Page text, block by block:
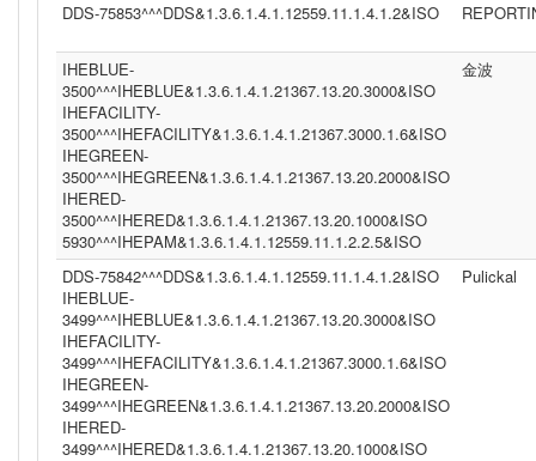
DDS-75853^^^DDS&1.3.6.1.4.1.12559.11.1.4.1.2&ISO
IHEBLUE-
3500^^^IHEBLUE&1.3.6.1.4.1.21367.13.20.3000&ISO
IHEFACILITY-
3500^^^IHEFACILITY&1.3.6.1.4.1.21367.3000.1.6&ISO
IHEGREEN-
3500^^^IHEGREEN&1.3.6.1.4.1.21367.13.20.2000&ISO
IHERED-
3500^^^IHERED&1.3.6.1.4.1.21367.13.20.1000&ISO
5930^^^IHEPAM&1.3.6.1.4.1.12559.11.1.2.2.5&ISO
金波
DDS-75842^^^DDS&1.3.6.1.4.1.12559.11.1.4.1.2&ISO
IHEBLUE-
3499^^^IHEBLUE&1.3.6.1.4.1.21367.13.20.3000&ISO
IHEFACILITY-
3499^^^IHEFACILITY&1.3.6.1.4.1.21367.3000.1.6&ISO
IHEGREEN-
3499^^^IHEGREEN&1.3.6.1.4.1.21367.13.20.2000&ISO
IHERED-
3499^^^IHERED&1.3.6.1.4.1.21367.13.20.1000&ISO
Pulickal